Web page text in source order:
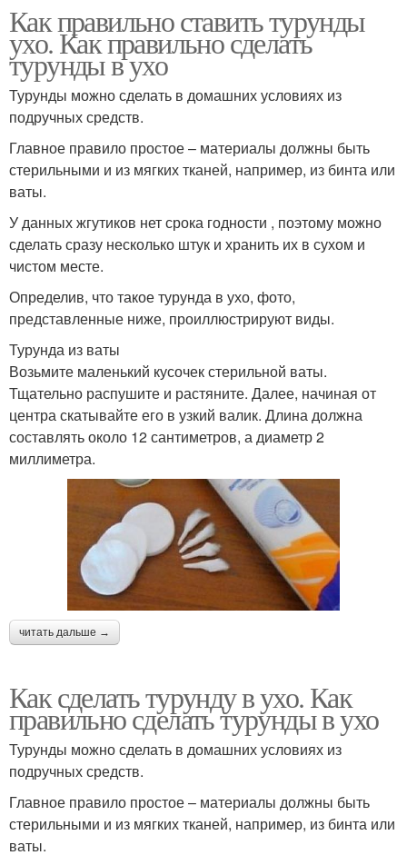
Как правильно ставить турунды
ухо. Как правильно сделать
турунды в ухо
Турунды можно сделать в домашних условиях из
подручных средств.
Главное правило простое – материалы должны быть
стерильными и из мягких тканей, например, из бинта или
ваты.
У данных жгутиков нет срока годности , поэтому можно
сделать сразу несколько штук и хранить их в сухом и
чистом месте.
Определив, что такое турунда в ухо, фото,
представленные ниже, проиллюстрируют виды.
Турунда из ваты
Возьмите маленький кусочек стерильной ваты.
Тщательно распушите и растяните. Далее, начиная от
центра скатывайте его в узкий валик. Длина должна
составлять около 12 сантиметров, а диаметр 2
миллиметра.
читать дальше →
Как сделать турунду в ухо. Как
правильно сделать турунды в ухо
Турунды можно сделать в домашних условиях из
подручных средств.
Главное правило простое – материалы должны быть
стерильными и из мягких тканей, например, из бинта или
ваты.